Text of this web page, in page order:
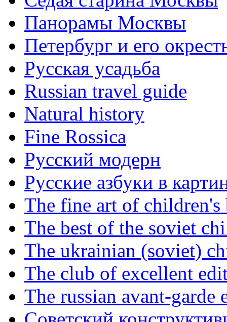
Панорамы Москвы
Петербург и его
Русская усадьба
Russian travel guide
Natural history
Fine Rossica
Русский модерн
Русские азбуки в
The fine art of
The best of the soviet
The ukrainian (soviet)
The club of excellent
The russian avant-garde